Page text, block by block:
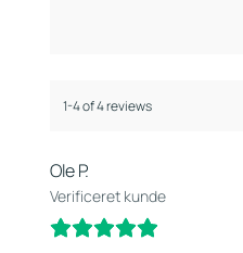
1-4 of 4 reviews
Ole P.
Verificeret kunde